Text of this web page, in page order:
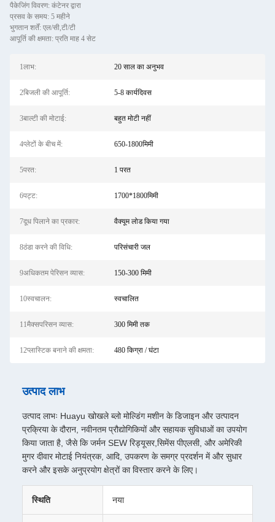
पैकेजिंग विवरण: कंटेनर द्वारा
प्रसव के समय: 5 महीने
भुगतान शर्तें: एल/सी,टी/टी
आपूर्ति की क्षमता: प्रति माह 4 सेट
1लाभ: 20 साल का अनुभव
2बिजली की आपूर्ति: 5-8 कार्यदिवस
3बाल्टी की मोटाई: बहुत मोटी नहीं
4प्लेटों के बीच में: 650-1800मिमी
5परत: 1 परत
6पट्ट: 1700*1800मिमी
7दूध पिलाने का प्रकार: वैक्यूम लोड किया गया
8ठंडा करने की विधि: परिसंचारी जल
9अधिकतम पेरिसन व्यास: 150-300 मिमी
10स्वचालन: स्वचालित
11मैक्सपरिसन व्यास: 300 मिमी तक
12प्लास्टिक बनाने की क्षमता: 480 किग्रा / घंटा
उत्पाद लाभ
उत्पाद लाभः Huayu खोखले ब्लो मोल्डिंग मशीन के डिजाइन और उत्पादन
प्रक्रिया के दौरान, नवीनतम प्रौद्योगिकियों और सहायक सुविधाओं का उपयोग
किया जाता है, जैसे कि जर्मन SEW रिड्यूसर,सिमेंस पीएलसी, और अमेरिकी
मुगर दीवार मोटाई नियंत्रक, आदि, उपकरण के समग्र प्रदर्शन में और सुधार
करने और इसके अनुप्रयोग क्षेत्रों का विस्तार करने के लिए।
स्थिति नया